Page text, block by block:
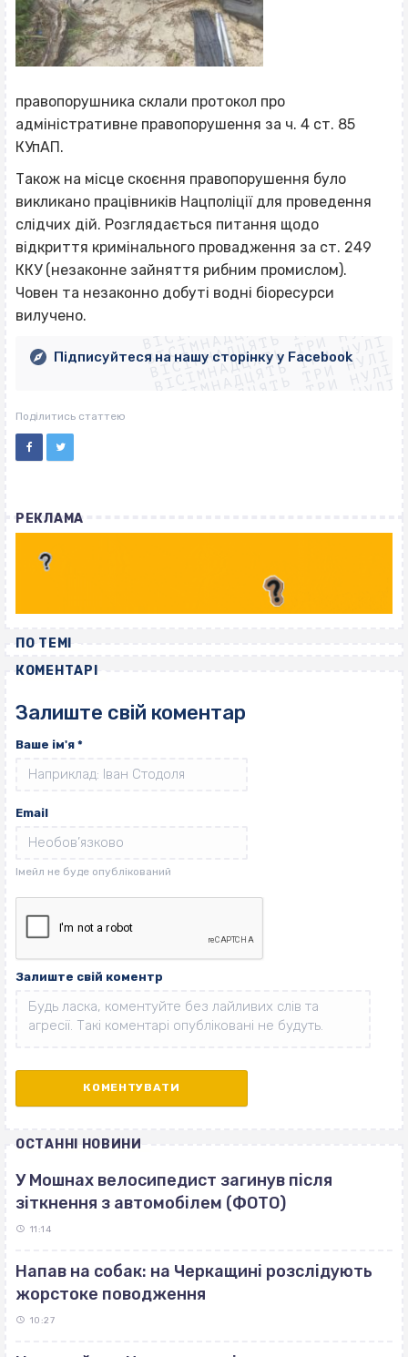
правопорушника склали протокол про
адміністративне правопорушення за ч. 4 ст. 85
КУпАП.
Також на місце скоєння правопорушення було
викликано працівників Нацполіції для проведення
слідчих дій. Розглядається питання щодо
відкриття кримінального провадження за ст. 249
ККУ (незаконне зайняття рибним промислом).
Човен та незаконно добуті водні біоресурси
вилучено.
ВІСІМНАДЦЯТЬ ТРИ НУЛІ
ВІСІМНАДЦЯТЬ ТРИ НУЛІ
ВІСІМНАДЦЯТЬ ТРИ НУЛІ
ВІСІМНАДЦЯТЬ ТРИ НУЛІ
ВІСІМНАДЦЯТЬ ТРИ НУЛІ
ВІСІМНАДЦЯТЬ ТРИ НУЛІ
ВІСІМНАДЦЯТЬ ТРИ НУЛІ
ВІСІМНАДЦЯТЬ ТРИ НУЛІ
Підписуйтеся на нашу сторінку у Facebook
Поділитись статтею
РЕКЛАМА
ПО ТЕМІ
КОМЕНТАРІ
Залиште свій коментар
Ваше ім'я *
Email
Залиште свій коментр
ОСТАННІ НОВИНИ
У Мошнах велосипедист загинув після
зіткнення з автомобілем (ФОТО)
11:14
Напав на собак: на Черкащині розслідують
жорстоке поводження
10:27